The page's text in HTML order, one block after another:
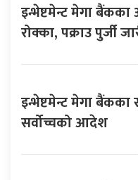
इन्भेष्टमेन्ट मेगा
रोक्का, पक्राउ पुर्जी
इन्भेष्टमेन्ट मेगा बैंकका
सर्वोच्चको आदेश